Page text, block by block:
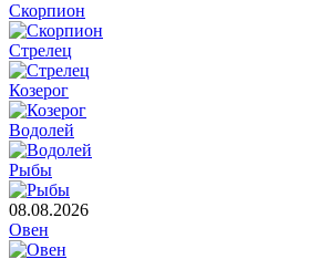
Скорпион
Стрелец
Козерог
Водолей
Рыбы
08.08.2026
Овен